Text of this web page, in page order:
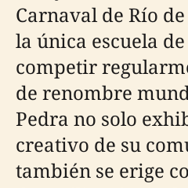
Carnaval de Río
la única escuela
competir
de renombre
Pedra no solo
creativo de su
también se erige